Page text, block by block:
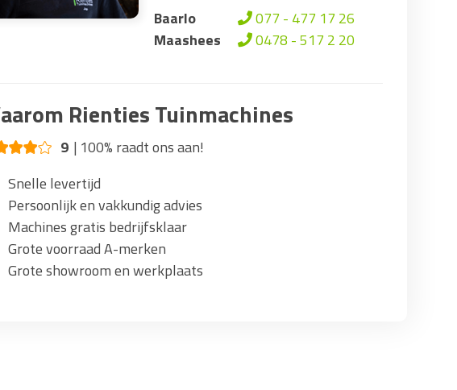
Baarlo
077 - 477 17 26
Maashees
0478 - 517 2 20
Rienties Tuinmachines
9 100% raadt ons aan!
Snelle levertijd
Persoonlijk en vakkundig advies
Machines gratis bedrijfsklaar
Grote voorraad A-merken
Grote showroom en werkplaats